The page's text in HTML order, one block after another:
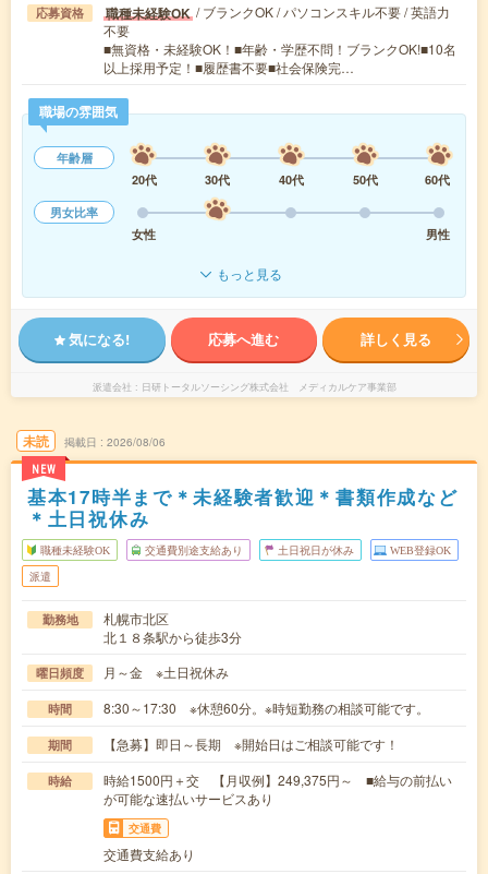
応募資格 職種未経験OK / ブランクOK / パソコンスキル不要 / 英語力
不要
■無資格・未経験OK！■年齢・学歴不問！ブランクOK!■10名
以上採用予定！■履歴書不要■社会保険完…
職場の雰囲気
年齢層
20代
30代 40代 50代
60代
男女比率
女性
男性
もっと見る
気になる! 応募へ進む 詳しく見る
派遣会社 日研トータルソーシング株式会社 メディカルケア事業部
未読
NEW
掲載日 2026/08/06
基本17時半まで＊未経験者歓迎＊書類作成など
＊土日祝休み
職種未経験OK 交通費別途支給あり 土日祝日が休み WEB登録OK
派遣
勤務地
札幌市北区
北１８条駅から徒歩3分
曜日頻度 月～金 ※土日祝休み
時間 8:30～17:30 ※休憩60分。※時短勤務の相談可能です。
期間 【急募】即日～長期 ※開始日はご相談可能です！
時給
時給1500円＋交 【月収例】249,375円～ ■給与の前払い
が可能な速払いサービスあり
交通費
交通費支給あり